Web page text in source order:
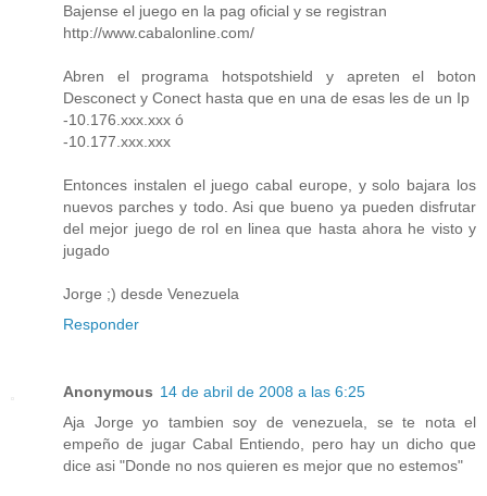
Bajense el juego en la pag oficial y se registran
http://www.cabalonline.com/
Abren el programa hotspotshield y apreten el boton
Desconect y Conect hasta que en una de esas les de un Ip
-10.176.xxx.xxx ó
-10.177.xxx.xxx
Entonces instalen el juego cabal europe, y solo bajara los
nuevos parches y todo. Asi que bueno ya pueden disfrutar
del mejor juego de rol en linea que hasta ahora he visto y
jugado
Jorge ;) desde Venezuela
Responder
Anonymous 14 de abril de 2008 a las 6:25
Aja Jorge yo tambien soy de venezuela, se te nota el
empeño de jugar Cabal Entiendo, pero hay un dicho que
dice asi "Donde no nos quieren es mejor que no estemos"